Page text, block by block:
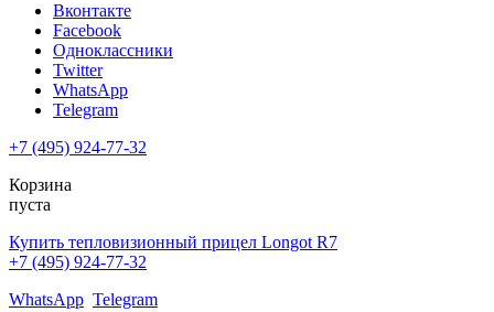
Вконтакте
Facebook
Одноклассники
Twitter
WhatsApp
Telegram
+7 (495) 924-77-32
Корзина
пуста
Купить тепловизионный прицел Longot R7
+7 (495) 924-77-32
WhatsApp Telegram